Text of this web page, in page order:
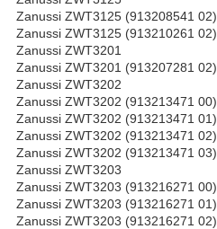
Zanussi ZWT3125 (913208541 02)
Zanussi ZWT3125 (913210261 02)
Zanussi ZWT3201
Zanussi ZWT3201 (913207281 02)
Zanussi ZWT3202
Zanussi ZWT3202 (913213471 00)
Zanussi ZWT3202 (913213471 01)
Zanussi ZWT3202 (913213471 02)
Zanussi ZWT3202 (913213471 03)
Zanussi ZWT3203
Zanussi ZWT3203 (913216271 00)
Zanussi ZWT3203 (913216271 01)
Zanussi ZWT3203 (913216271 02)